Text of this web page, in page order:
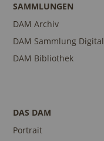
SAMMLUNGEN
DAM Archiv
DAM Sammlung Digital
DAM Bibliothek
DAS DAM
Portrait